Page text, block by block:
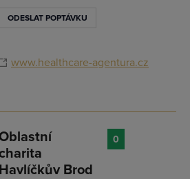
ODESLAT POPTÁVKU
www.healthcare-agentura.cz
Havlíčkův Brod
0